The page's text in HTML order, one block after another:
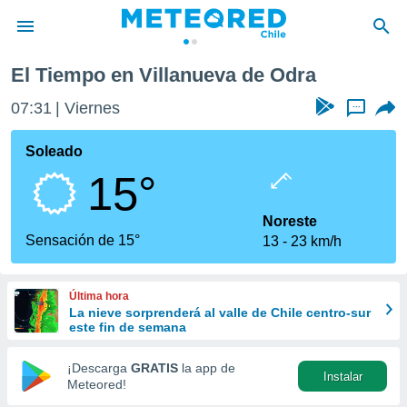
de
por
que se
calidad.
a este
las
y
forma
digital
basada
El Tiempo en Villanueva de Odra
07:31 Viernes ...
Soleado
15°
Sensación de 15°
Noreste
13
23 km/h
Última hora
La nieve sorprenderá al valle de Chile centro-sur
este fin de semana
¡Descarga GRATIS la app de
Meteored!
Instalar